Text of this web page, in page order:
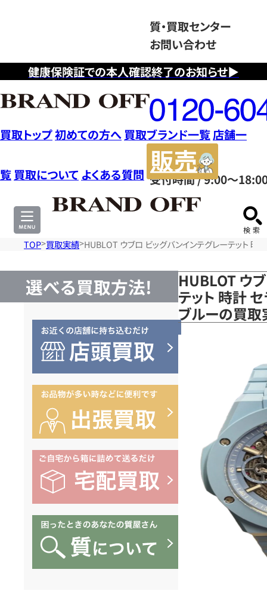
健康保険証での本人確認終了のお知らせ▶
質・買取センター
お問い合わせ
フ
リ
ー
ダ
イ
ヤ
ル
0120604117
受付時間 / 9:00～
買取トップ初めての方へ 買取ブランド一覧店舗一
覧 買取について よくある質問
サ
TOP 買取実績 HUBLOT ウブロ ビッグバンインテグレーテット
選べる買取方法!
HUBLOT ウ
テット 時計
ブルーの買取